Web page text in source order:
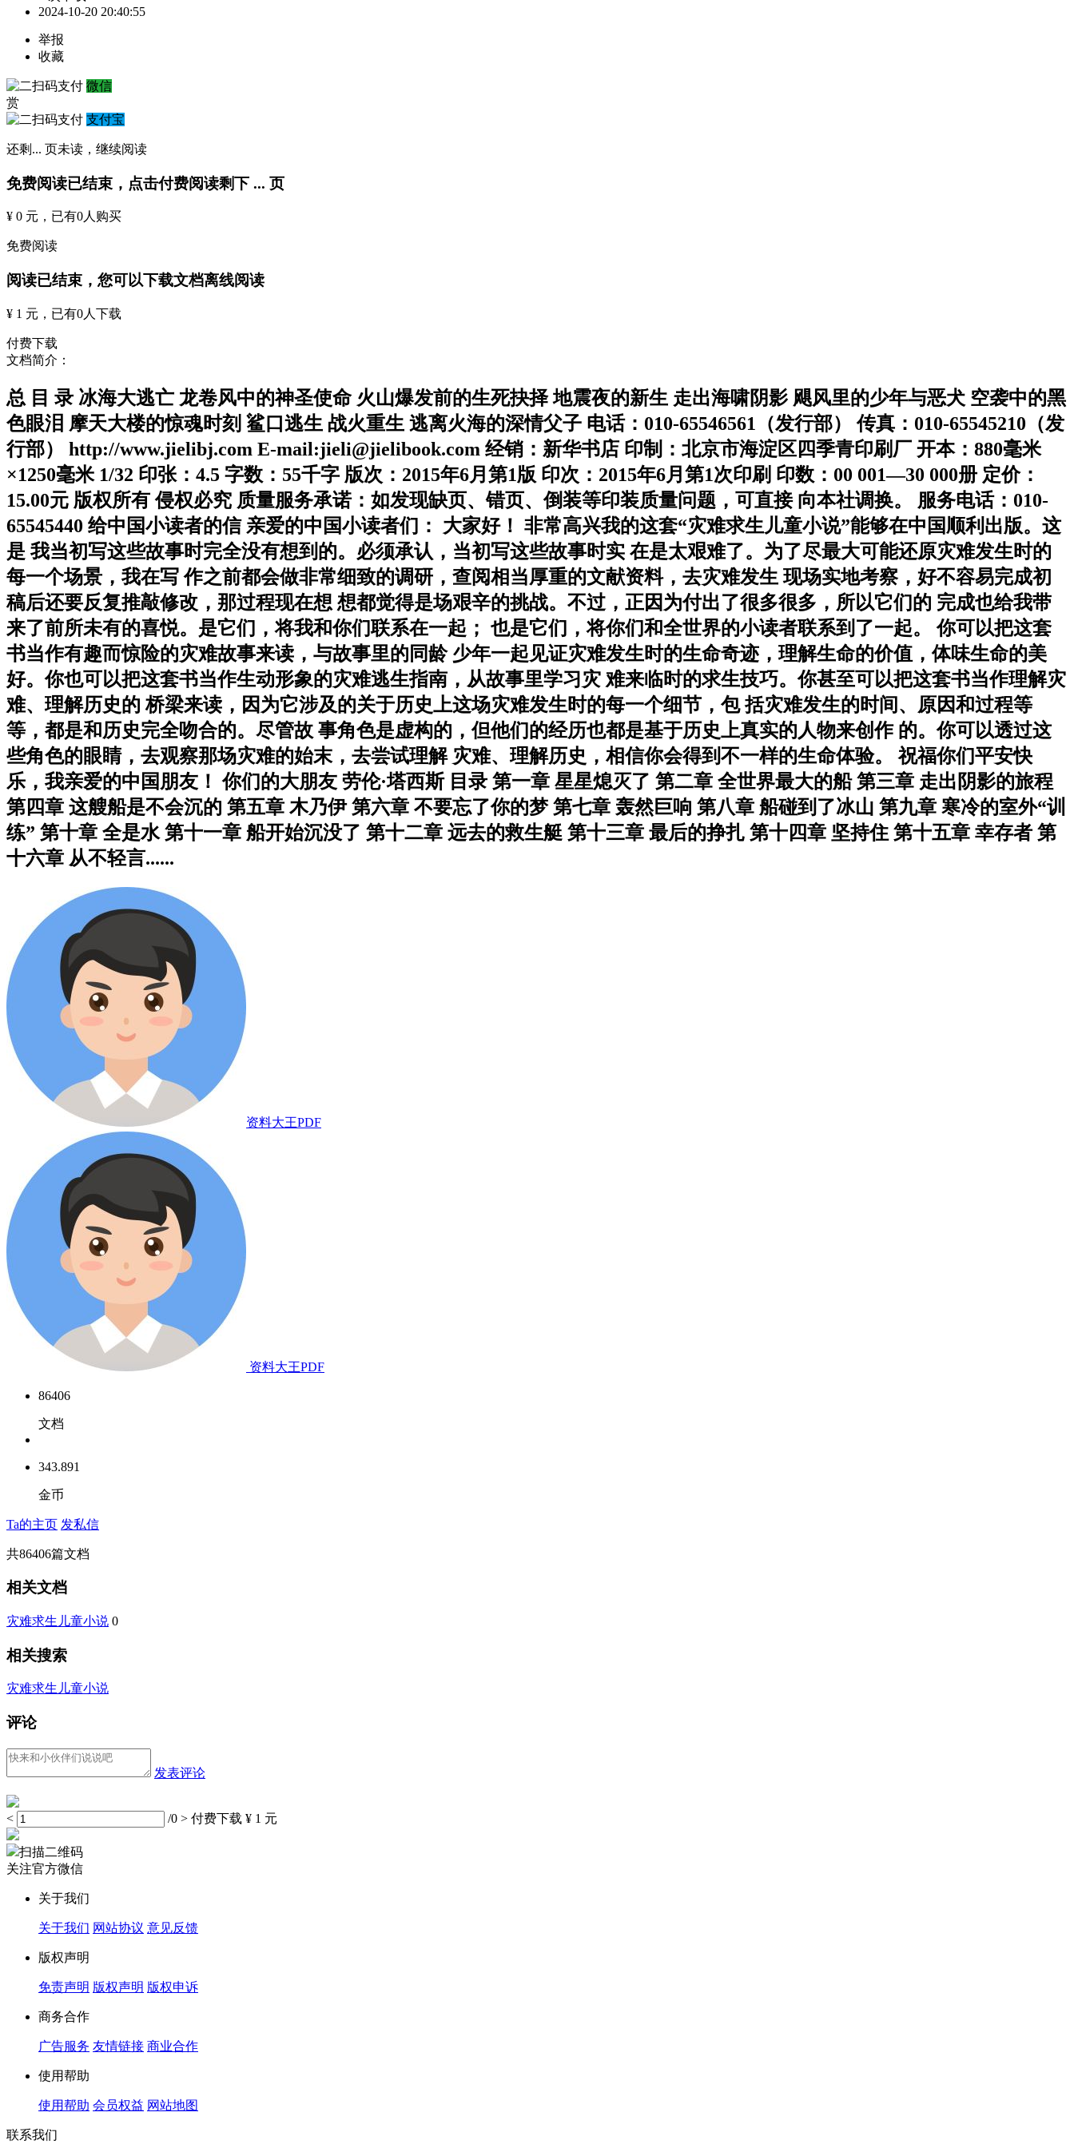
2024-10-20 20:40:55
举报
收藏
微信
赏
支付宝
还剩 ... 页未读， 继续阅读
免费阅读已结束，点击付费阅读剩下 ... 页
¥ 0 元 ，已有0人购买
免费阅读
阅读已结束，您可以下载文档离线阅读
¥ 1 元 ，已有0人下载
付费下载
文档简介：
总 目 录 冰海大逃亡 龙卷风中的神圣使命 火山爆发前的生死抉择 地震夜的新生 走出海啸阴影 飓风里的少年与恶犬 空袭中的黑
色眼泪 摩天大楼的惊魂时刻 鲨口逃生 战火重生 逃离火海的深情父子 电话：010-65546561（发行部） 传真：010-65545210（发
行部） http://www.jielibj.com E-mail:jieli@jielibook.com 经销：新华书店 印制：北京市海淀区四季青印刷厂 开本：880毫米
×1250毫米 1/32 印张：4.5 字数：55千字 版次：2015年6月第1版 印次：2015年6月第1次印刷 印数：00 001—30 000册 定价：
15.00元 版权所有 侵权必究 质量服务承诺：如发现缺页、错页、倒装等印装质量问题，可直接 向本社调换。 服务电话：010-
65545440 给中国小读者的信 亲爱的中国小读者们： 大家好！ 非常高兴我的这套“灾难求生儿童小说”能够在中国顺利出版。这
是 我当初写这些故事时完全没有想到的。必须承认，当初写这些故事时实 在是太艰难了。为了尽最大可能还原灾难发生时的
每一个场景，我在写 作之前都会做非常细致的调研，查阅相当厚重的文献资料，去灾难发生 现场实地考察，好不容易完成初
稿后还要反复推敲修改，那过程现在想 想都觉得是场艰辛的挑战。不过，正因为付出了很多很多，所以它们的 完成也给我带
来了前所未有的喜悦。是它们，将我和你们联系在一起； 也是它们，将你们和全世界的小读者联系到了一起。 你可以把这套
书当作有趣而惊险的灾难故事来读，与故事里的同龄 少年一起见证灾难发生时的生命奇迹，理解生命的价值，体味生命的美
好。你也可以把这套书当作生动形象的灾难逃生指南，从故事里学习灾 难来临时的求生技巧。你甚至可以把这套书当作理解灾
难、理解历史的 桥梁来读，因为它涉及的关于历史上这场灾难发生时的每一个细节，包 括灾难发生的时间、原因和过程等
等，都是和历史完全吻合的。尽管故 事角色是虚构的，但他们的经历也都是基于历史上真实的人物来创作 的。你可以透过这
些角色的眼睛，去观察那场灾难的始末，去尝试理解 灾难、理解历史，相信你会得到不一样的生命体验。 祝福你们平安快
乐，我亲爱的中国朋友！ 你们的大朋友 劳伦·塔西斯 目录 第一章 星星熄灭了 第二章 全世界最大的船 第三章 走出阴影的旅程
第四章 这艘船是不会沉的 第五章 木乃伊 第六章 不要忘了你的梦 第七章 轰然巨响 第八章 船碰到了冰山 第九章 寒冷的室外“训
练” 第十章 全是水 第十一章 船开始沉没了 第十二章 远去的救生艇 第十三章 最后的挣扎 第十四章 坚持住 第十五章 幸存者 第
十六章 从不轻言......
资料大王PDF
资料大王PDF
86406
文档
343.891
金币
Ta的主页 发私信
共86406篇文档
相关文档
灾难求生儿童小说 0
相关搜索
灾难求生儿童小说
评论
发表评论
< /0 > 付费下载 ¥ 1 元
扫描二维码
关注官方微信
关于我们
关于我们 网站协议 意见反馈
版权声明
免责声明 版权声明 版权申诉
商务合作
广告服务 友情链接 商业合作
使用帮助
使用帮助 会员权益 网站地图
联系我们